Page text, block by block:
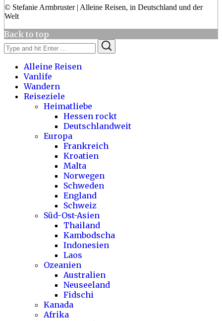
© Stefanie Armbruster | Alleine Reisen, in Deutschland und der
Welt
Back to top
Search
for:
Alleine Reisen
Vanlife
Wandern
Reiseziele
Heimatliebe
Hessen rockt
Deutschlandweit
Europa
Frankreich
Kroatien
Malta
Norwegen
Schweden
England
Schweiz
Süd-Ost-Asien
Thailand
Kambodscha
Indonesien
Laos
Ozeanien
Australien
Neuseeland
Fidschi
Kanada
Afrika